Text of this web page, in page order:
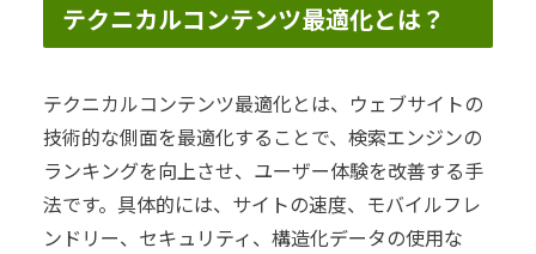
テクニカルコンテンツ最適化とは？
テクニカルコンテンツ最適化とは、ウェブサイトの
技術的な側面を最適化することで、検索エンジンの
ランキングを向上させ、ユーザー体験を改善する手
法です。具体的には、サイトの速度、モバイルフレ
ンドリー、セキュリティ、構造化データの使用な